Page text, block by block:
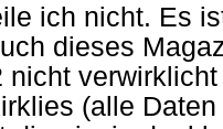
ich nicht. Es
dieses
nicht
(alle